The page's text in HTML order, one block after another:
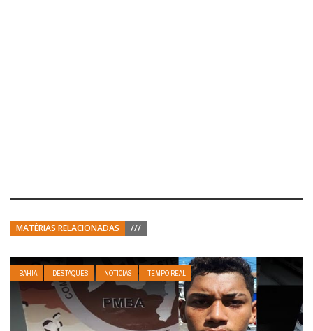
MATÉRIAS RELACIONADAS ///
BAHIA DESTAQUES NOTÍCIAS TEMPO REAL